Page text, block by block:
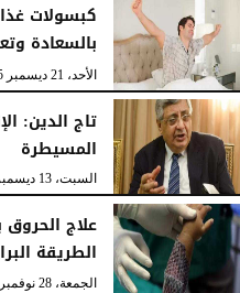
كبسولات
بالسعادة
الأحد، 21 ديسمبر 2025
تاج الدين:
المسيطرة
السبت، 13 ديسمبر 2025
علاج
الطريقة
الجمعة، 28 نوفمبر 2025